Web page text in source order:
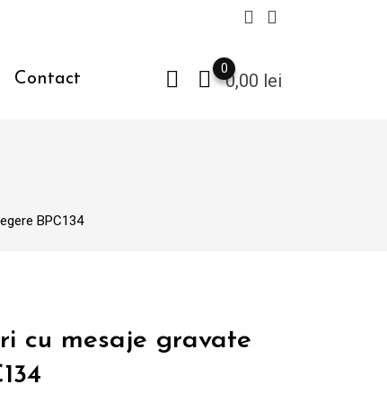
Contact 0,00 lei
0
BPC134
cu mesaje gravate